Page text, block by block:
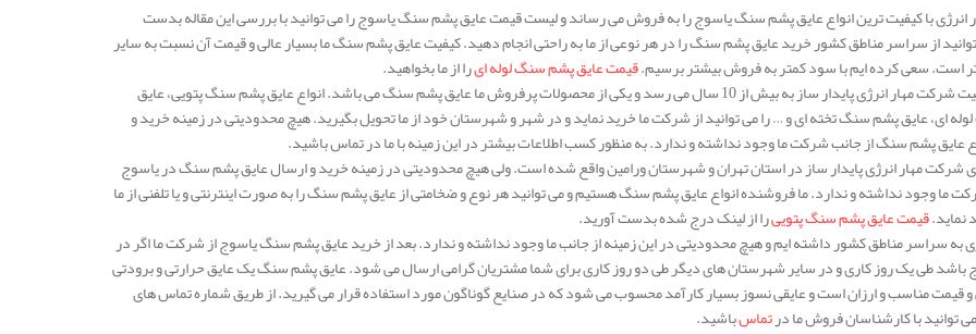
با کیفیت ترین انواع عایق پشم سنگ یاسوج را به فروش می رساند و لیست قیمت عایق پشم سنگ یاسوج را می توانید با بررسی این مقاله بدست
از سراسر مناطق کشور خرید عایق پشم سنگ را در هر نوعی از ما به راحتی انجام دهید. کیفیت عایق پشم سنگ ما بسیار عالی و قیمت آن نسبت به سایر
تر است. سعی کرده ایم با سود کمتر به فروش بیشتر برسیم.قیمت عایق پشم سنگ لوله ایرا از ما بخواهید.
سابقه فعالیت شرکت مهار انرژی پایدار ساز به بیش از 10 سال می رسد و یکی از محصولات پرفروش ما عایق پشم سنگ می باشد. انواع عایق پشم سنگ پتویی، عایق
ای، عایق پشم سنگ تخته ای و … را می توانید از شرکت ما خرید نماید و در شهر و شهرستان خود از ما تحویل بگیرید. هیچ محدودیتی در زمینه خرید و
عایق پشم سنگ از جانب شرکت ما وجود نداشته و ندارد. به منظور کسب اطلاعات بیشتر در این زمینه با ما در تماس باشید.
شرکت مهار انرژی پایدار ساز در استان تهران و شهرستان ورامین واقع شده است. ولی هیچ محدودیتی در زمینه خرید و ارسال عایق پشم سنگ در یاسوج
ما وجود نداشته و ندارد. ما فروشنده انواع عایق پشم سنگ هستیم و می توانید هر نوع و ضخامتی از عایق پشم سنگ را به صورت اینترنتی و یا تلفنی از ما
نماید.قیمت عایق پشم سنگ پتوییرا از لینک درج شده بدست آورید.
به سراسر مناطق کشور داشته ایم و هیچ محدودیتی در این زمینه از جانب ما وجود نداشته و ندارد. بعد از خرید عایق پشم سنگ یاسوج از شرکت ما اگر در
باشد طی یک روز کاری و در سایر شهرستان های دیگر طی دو روز کاری برای شما مشتریان گرامی ارسال می شود. عایق پشم سنگ یک عایق حرارتی و برودتی
و قیمت مناسب و ارزان است و عایقی نسوز بسیار کارآمد محسوب می شود که در صنایع گوناگون مورد استفاده قرار می گیرید. از طریق شماره تماس های
توانید با کارشناسان فروش ما درتماسباشید.